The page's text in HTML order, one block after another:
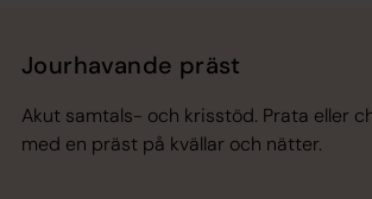
Jourhavande präst
Akut samtals- och krisstöd. Prata eller
med en präst på kvällar och nätter.